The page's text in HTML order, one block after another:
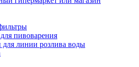
пивоварения
для линии розлива воды